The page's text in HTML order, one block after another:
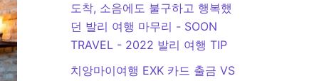
도착, 소음에도 불구하고 행복했
던 발리 여행 마무리 - SOON
TRAVEL- 2022 발리 여행 TIP
치앙마이여행 EXK 카드 출금 VS